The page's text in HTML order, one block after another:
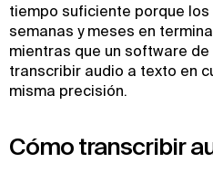
tiempo suficiente porque
semanas y meses en
mientras que un software de
transcribir audio a texto en
misma precisión.
Cómo transcribir